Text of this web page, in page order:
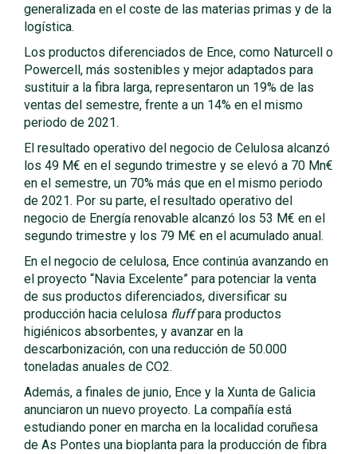
generalizada en el coste de las materias primas y de la
logística.
Los productos diferenciados de Ence, como Naturcell o
Powercell, más sostenibles y mejor adaptados para
sustituir a la fibra larga, representaron un 19% de las
ventas del semestre, frente a un 14% en el mismo
periodo de 2021.
El resultado operativo del negocio de Celulosa alcanzó
los 49 M€ en el segundo trimestre y se elevó a 70 Mn€
en el semestre, un 70% más que en el mismo periodo
de 2021. Por su parte, el resultado operativo del
negocio de Energía renovable alcanzó los 53 M€ en el
segundo trimestre y los 79 M€ en el acumulado anual.
En el negocio de celulosa, Ence continúa avanzando en
el proyecto “Navia Excelente” para potenciar la venta
de sus productos diferenciados, diversificar su
producción hacia celulosa fluffpara productos
higiénicos absorbentes, y avanzar en la
descarbonización, con una reducción de 50.000
toneladas anuales de CO2.
Además, a finales de junio, Ence y la Xunta de Galicia
anunciaron un nuevo proyecto. La compañía está
estudiando poner en marcha en la localidad coruñesa
de As Pontes una bioplanta para la producción de fibra